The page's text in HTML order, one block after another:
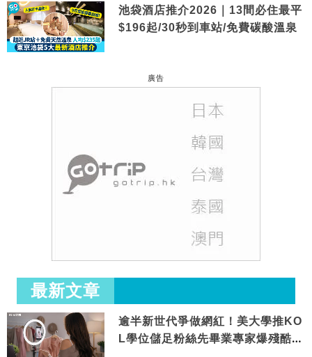
池袋酒店推介2026｜13間必住最平
$196起/30秒到車站/免費碳酸溫泉
廣告
最新文章
逾半新世代爭做網紅！美大學推KO
L學位儲足粉絲先畢業專家爆殘酷現